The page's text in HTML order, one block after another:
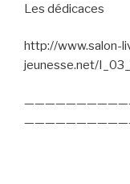
Les dédicaces
http://www.salon-
jeunesse.net/